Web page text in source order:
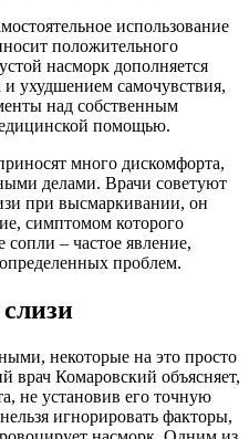
использование
положительного
насморк дополняется
ухудшением самочувствия,
над собственным
помощью.
много дискомфорта,
делами. Врачи советуют
при высмаркивании, он
симптомом которого
сопли – частое явление,
проблем.
некоторые на это просто
врач Комаровский объясняет,
не установив его точную
игнорировать факторы,